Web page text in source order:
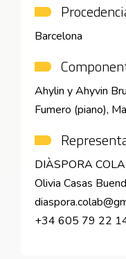
Barcelona
Ahylin y Ahyvin
Fumero (piano),
DIÀSPORA
Olivia Casas
+34 605 79 22